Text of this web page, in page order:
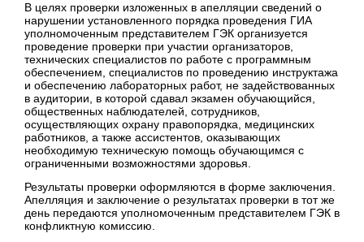
В целях проверки изложенных в апелляции сведений о
нарушении установленного порядка проведения ГИА
уполномоченным представителем ГЭК организуется
проведение проверки при участии организаторов,
технических специалистов по работе с программным
обеспечением, специалистов по проведению инструктажа
и обеспечению лабораторных работ, не задействованных
в аудитории, в которой сдавал экзамен обучающийся,
общественных наблюдателей, сотрудников,
осуществляющих охрану правопорядка, медицинских
работников, а также ассистентов, оказывающих
необходимую техническую помощь обучающимся с
ограниченными возможностями здоровья.
Результаты проверки оформляются в форме заключения.
Апелляция и заключение о результатах проверки в тот же
день передаются уполномоченным представителем ГЭК в
конфликтную комиссию.